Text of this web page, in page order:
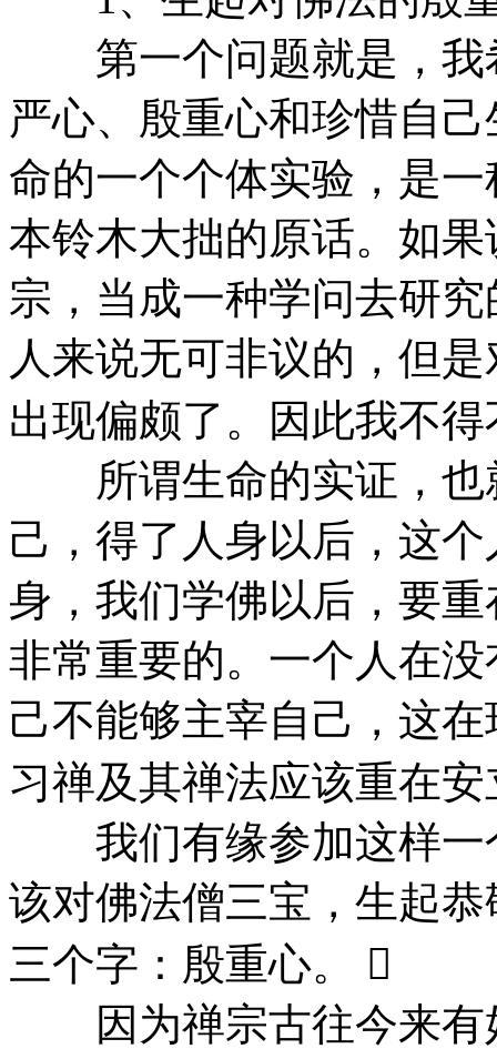
第一个问题就是，我
严心、殷重心和珍惜自
命的一个个体实验，是
本铃木大拙的原话。如
宗，当成一种学问去研
人来说无可非议的，但
出现偏颇了。因此我不
所谓生命的实证，也
己，得了人身以后，这
身，我们学佛以后，要
非常重要的。一个人在
己不能够主宰自己，这
习禅及其禅法应该重在
我们有缘参加这样一
该对佛法僧三宝，生起
三个字：殷重心。 
因为禅宗古往今来有